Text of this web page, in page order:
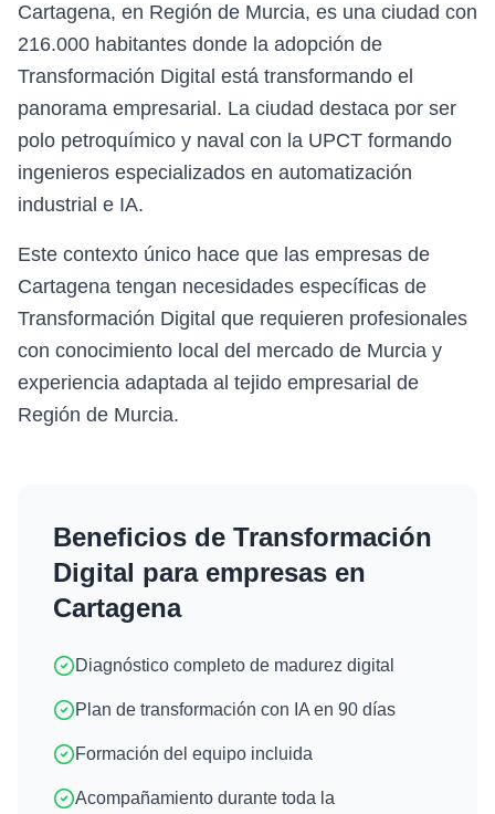
Cartagena, en Región de Murcia, es una ciudad con
216.000 habitantes donde la adopción de
Transformación Digital está transformando el
panorama empresarial. La ciudad destaca por ser
polo petroquímico y naval con la UPCT formando
ingenieros especializados en automatización
industrial e IA.
Este contexto único hace que las empresas de
Cartagena tengan necesidades específicas de
Transformación Digital que requieren profesionales
con conocimiento local del mercado de Murcia y
experiencia adaptada al tejido empresarial de
Región de Murcia.
Beneficios de Transformación
Digital para empresas en
Cartagena
Diagnóstico completo de madurez digital
Plan de transformación con IA en 90 días
Formación del equipo incluida
Acompañamiento durante toda la